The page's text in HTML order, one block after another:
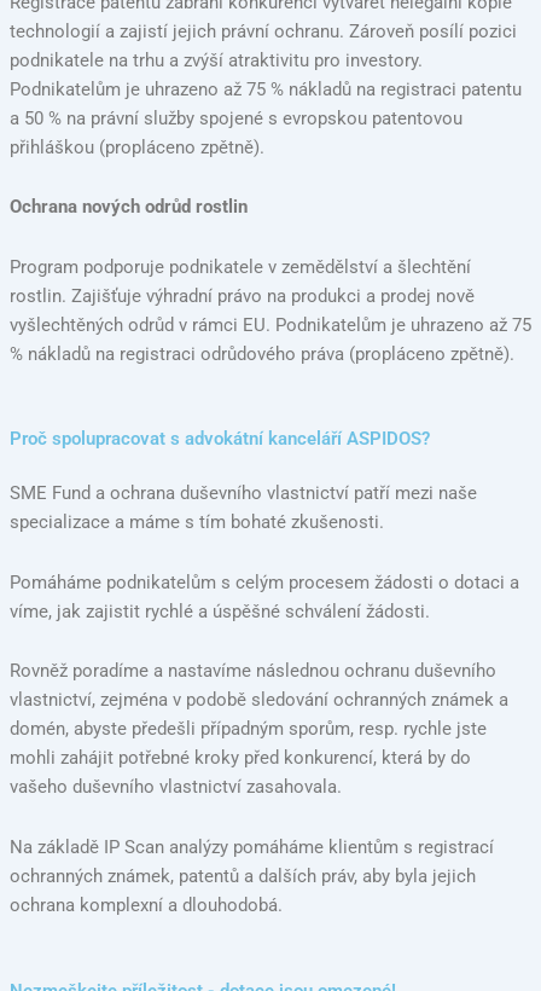
technologií a zajistí jejich právní ochranu. Zároveň posílí pozici
podnikatele na trhu a zvýší atraktivitu pro investory.
Podnikatelům je uhrazeno až 75 % nákladů na registraci patentu
a 50 % na právní služby spojené s evropskou patentovou
přihláškou (propláceno zpětně).
Ochrana nových odrůd rostlin
Program podporuje podnikatele v zemědělství a šlechtění
rostlin. Zajišťuje výhradní právo na produkci a prodej nově
vyšlechtěných odrůd v rámci EU. Podnikatelům je uhrazeno až 75
% nákladů na registraci odrůdového práva (propláceno zpětně).
Proč spolupracovat s advokátní kanceláří ASPIDOS?
SME Fund a ochrana duševního vlastnictví patří mezi naše
specializace a máme s tím bohaté zkušenosti.
Pomáháme podnikatelům s celým procesem žádosti o dotaci a
víme, jak zajistit rychlé a úspěšné schválení žádosti.
Rovněž poradíme a nastavíme následnou ochranu duševního
vlastnictví, zejména v podobě sledování ochranných známek a
domén, abyste předešli případným sporům, resp. rychle jste
mohli zahájit potřebné kroky před konkurencí, která by do
vašeho duševního vlastnictví zasahovala.
Na základě IP Scan analýzy pomáháme klientům s registrací
ochranných známek, patentů a dalších práv, aby byla jejich
ochrana komplexní a dlouhodobá.